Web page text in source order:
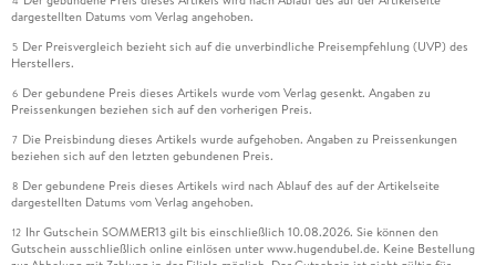
dargestellten Datums vom Verlag angehoben.
5 Der Preisvergleich bezieht sich auf die unverbindliche Preisempfehlung (UVP) des
Herstellers.
6 Der gebundene Preis dieses Artikels wurde vom Verlag gesenkt. Angaben zu
Preissenkungen beziehen sich auf den vorherigen Preis.
7 Die Preisbindung dieses Artikels wurde aufgehoben. Angaben zu Preissenkungen
beziehen sich auf den letzten gebundenen Preis.
8 Der gebundene Preis dieses Artikels wird nach Ablauf des auf der Artikelseite
dargestellten Datums vom Verlag angehoben.
12 Ihr Gutschein SOMMER13 gilt bis einschließlich 10.08.2026. Sie können den
Gutschein ausschließlich online einlösen unter www.hugendubel.de. Keine Bestellung